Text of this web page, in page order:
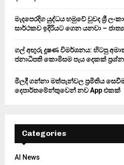
මැදපෙරදිග යුද්ධය හමුවේ වුවද ශ්‍රී
සාර්ථකව ඉදිරියට ගෙන යනවා –
ගල් අඟුරු දූෂණ විමර්ශනය: හිටපු
ජනාධිපති කොමිසම පැය දෙකක්
මිලදී ගන්නා මත්පැන්වල ප්‍රමිතිය
දෙපාර්තමේන්තුවෙන් නව App එකක්
Categories
AI News